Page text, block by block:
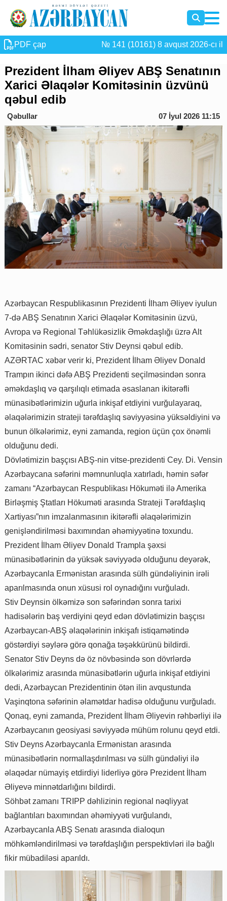
PDF çap № 141 (10161) 8 avqust 2026-cı il
Prezident İlham Əliyev ABŞ Senatının
Xarici Əlaqələr Komitəsinin üzvünü
qəbul edib
Qəbullar 07 İyul 2026 11:15
Azərbaycan Respublikasının Prezidenti İlham Əliyev iyulun
7-də ABŞ Senatının Xarici Əlaqələr Komitəsinin üzvü,
Avropa və Regional Təhlükəsizlik Əməkdaşlığı üzrə Alt
Komitəsinin sədri, senator Stiv Deynsi qəbul edib.
AZƏRTAC xəbər verir ki, Prezident İlham Əliyev Donald
Trampın ikinci dəfə ABŞ Prezidenti seçilməsindən sonra
əməkdaşlıq və qarşılıqlı etimada əsaslanan ikitərəfli
münasibətlərimizin uğurla inkişaf etdiyini vurğulayaraq,
əlaqələrimizin strateji tərəfdaşlıq səviyyəsinə yüksəldiyini və
bunun ölkələrimiz, eyni zamanda, region üçün çox önəmli
olduğunu dedi.
Dövlətimizin başçısı ABŞ-nin vitse-prezidenti Cey. Di. Vensin
Azərbaycana səfərini məmnunluqla xatırladı, həmin səfər
zamanı “Azərbaycan Respublikası Hökuməti ilə Amerika
Birləşmiş Ştatları Hökuməti arasında Strateji Tərəfdaşlıq
Xartiyası”nın imzalanmasının ikitərəfli əlaqələrimizin
genişləndirilməsi baxımından əhəmiyyətinə toxundu.
Prezident İlham Əliyev Donald Trampla şəxsi
münasibətlərinin də yüksək səviyyədə olduğunu deyərək,
Azərbaycanla Ermənistan arasında sülh gündəliyinin irəli
aparılmasında onun xüsusi rol oynadığını vurğuladı.
Stiv Deynsin ölkəmizə son səfərindən sonra tarixi
hadisələrin baş verdiyini qeyd edən dövlətimizin başçısı
Azərbaycan-ABŞ əlaqələrinin inkişafı istiqamətində
göstərdiyi səylərə görə qonağa təşəkkürünü bildirdi.
Senator Stiv Deyns də öz növbəsində son dövrlərdə
ölkələrimiz arasında münasibətlərin uğurla inkişaf etdiyini
dedi, Azərbaycan Prezidentinin ötən ilin avqustunda
Vaşinqtona səfərinin əlamətdar hadisə olduğunu vurğuladı.
Qonaq, eyni zamanda, Prezident İlham Əliyevin rəhbərliyi ilə
Azərbaycanın geosiyasi səviyyədə mühüm rolunu qeyd etdi.
Stiv Deyns Azərbaycanla Ermənistan arasında
münasibətlərin normallaşdırılması və sülh gündəliyi ilə
əlaqədar nümayiş etdirdiyi liderliyə görə Prezident İlham
Əliyevə minnətdarlığını bildirdi.
Söhbət zamanı TRIPP dəhlizinin regional nəqliyyat
bağlantıları baxımından əhəmiyyəti vurğulandı,
Azərbaycanla ABŞ Senatı arasında dialoqun
möhkəmləndirilməsi və tərəfdaşlığın perspektivləri ilə bağlı
fikir mübadiləsi aparıldı.